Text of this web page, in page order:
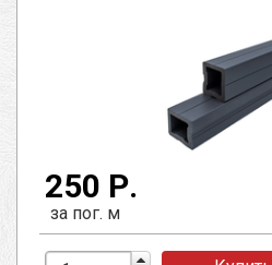
250 Р.
за пог. м